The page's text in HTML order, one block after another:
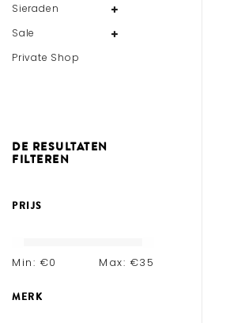
Sieraden
Sale
Private Shop
DE RESULTATEN
FILTEREN
PRIJS
Min: €0 Max: €35
MERK